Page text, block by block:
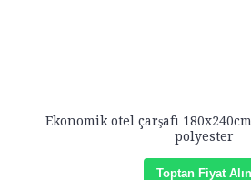
Ekonomik otel çarşafı
polyester
Toptan Fiyat Alın